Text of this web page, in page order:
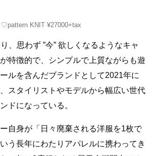
♡pattern KNIT ¥27000+tax
、思わず ”今” 欲しくなるようなキャ
特徴的で、シンプルで上質ながらも遊
ルを含んだブランドとして2021年に
スタイリストやモデルから幅広い世代
ドになっている。
自身が「日々廃棄される洋服を1枚で
う⻑年にわたりアパレルに携わってき